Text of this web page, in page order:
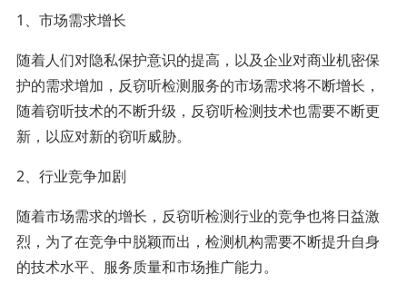
1、市场需求增长
随着人们对隐私保护意识的提高，以及企业对商业机密保
护的需求增加，反窃听检测服务的市场需求将不断增长，
随着窃听技术的不断升级，反窃听检测技术也需要不断更
新，以应对新的窃听威胁。
2、行业竞争加剧
随着市场需求的增长，反窃听检测行业的竞争也将日益激
烈，为了在竞争中脱颖而出，检测机构需要不断提升自身
的技术水平、服务质量和市场推广能力。